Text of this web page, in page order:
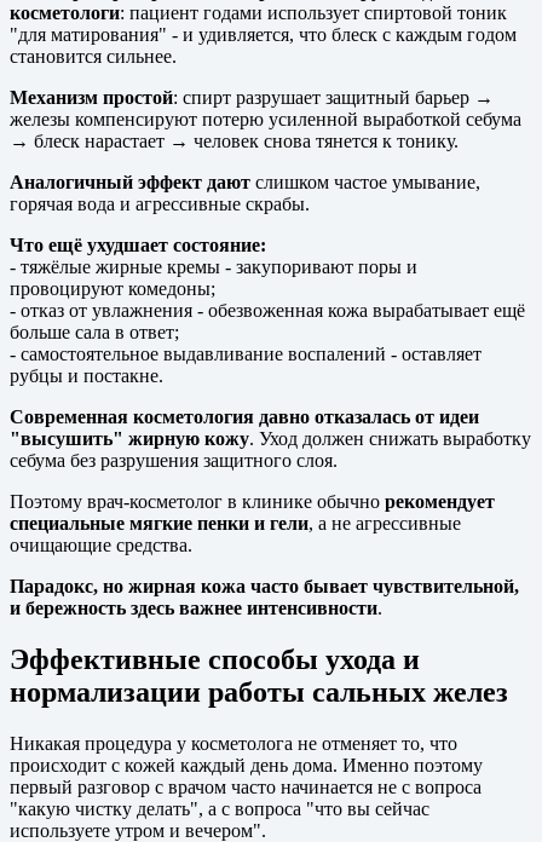
косметологи: пациент годами использует спиртовой тоник
"для матирования" - и удивляется, что блеск с каждым годом
становится сильнее.
Механизм простой: спирт разрушает защитный барьер →
железы компенсируют потерю усиленной выработкой себума
→ блеск нарастает → человек снова тянется к тонику.
Аналогичный эффект дают слишком частое умывание,
горячая вода и агрессивные скрабы.
Что ещё ухудшает состояние:
- тяжёлые жирные кремы - закупоривают поры и
провоцируют комедоны;
- отказ от увлажнения - обезвоженная кожа вырабатывает ещё
больше сала в ответ;
- самостоятельное выдавливание воспалений - оставляет
рубцы и постакне.
Современная косметология давно отказалась от идеи
"высушить" жирную кожу. Уход должен снижать выработку
себума без разрушения защитного слоя.
Поэтому врач-косметолог в клинике обычно рекомендует
специальные мягкие пенки и гели, а не агрессивные
очищающие средства.
Парадокс, но жирная кожа часто бывает чувствительной,
и бережность здесь важнее интенсивности.
Эффективные способы ухода и
нормализации работы сальных желез
Никакая процедура у косметолога не отменяет то, что
происходит с кожей каждый день дома. Именно поэтому
первый разговор с врачом часто начинается не с вопроса
"какую чистку делать", а с вопроса "что вы сейчас
используете утром и вечером".